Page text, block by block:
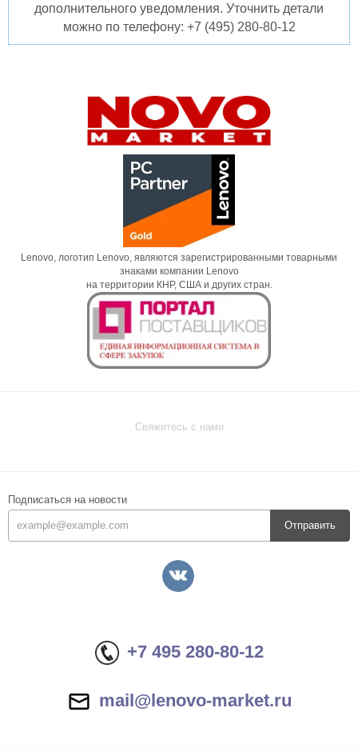
дополнительного уведомления. Уточнить детали
можно по телефону: +7 (495) 280-80-12
Lenovo, логотип Lenovo, являются зарегистрированными товарными
знаками компании Lenovo
на территории КНР, США и других стран.
Свяжитесь с нами
Подписаться на новости
Отправить
+7 495 280-80-12
mail@lenovo-market.ru